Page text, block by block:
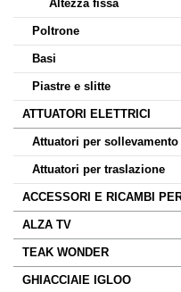
Altezza fissa
Poltrone
Basi
Piastre e slitte
ATTUATORI ELETTRICI
Attuatori per sollevamento
Attuatori per traslazione
ACCESSORI E RICAMBI
ALZA TV
TEAK WONDER
GHIACCIAIE IGLOO